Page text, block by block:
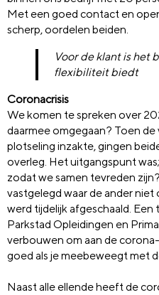
Met een goed contact en
scherp, oordelen beiden.
Voor de klant is het
flexibiliteit biedt
Coronacrisis
We komen te spreken over
daarmee omgegaan? Toen de
plotseling inzakte, gingen
overleg. Het uitgangspunt
zodat we samen tevreden
vastgelegd waar de ander
werd tijdelijk afgeschaald. Een
Parkstad Opleidingen en
verbouwen om aan de
goed als je meebeweegt met
Naast alle ellende heeft de